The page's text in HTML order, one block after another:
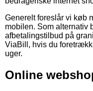
Generelt foreslår vi køb
mobilen. Som alternativ
afbetalingstilbud på
ViaBill, hvis du
uger.
Online